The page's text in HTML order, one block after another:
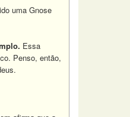
uma Gnose
Essa
Penso, então,